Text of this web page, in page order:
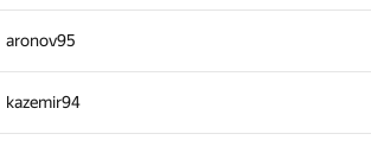
aronov95
kazemir94